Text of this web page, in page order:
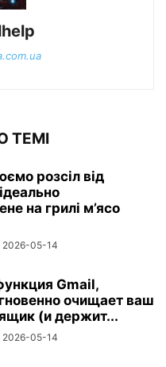
ТЕМІ
розсіл від
на грилі м’ясо
2026-05-14
Gmail,
очищает ваш
(и держит...
2026-05-14